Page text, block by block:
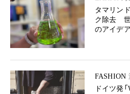
タマリン
ク除去 世
のアイデア
FASHION
ドイツ発